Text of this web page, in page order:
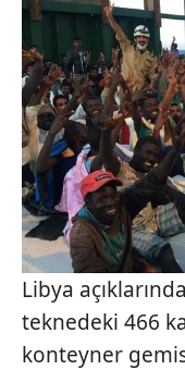
Libya
teknedeki 466
konteyner